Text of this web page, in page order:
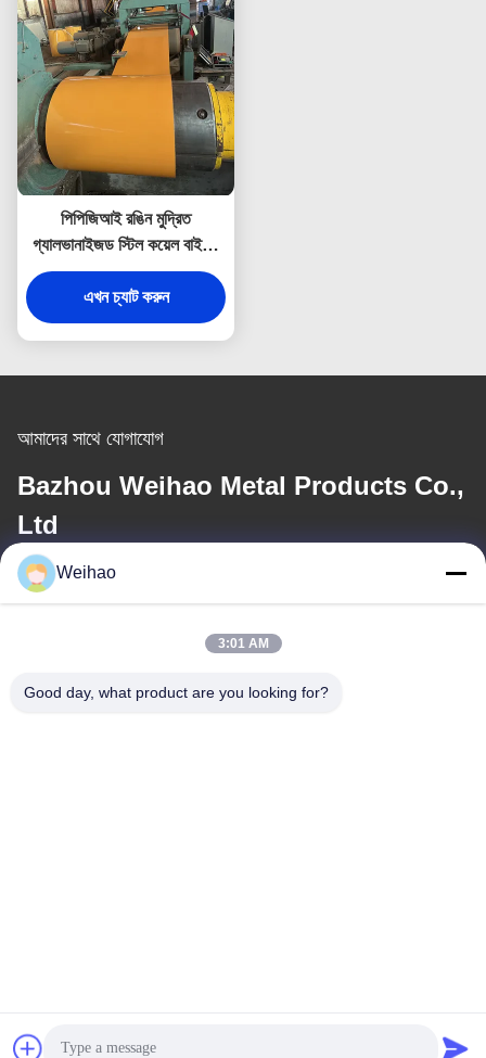
পিপিজিআই রঙিন মুদ্রিত
গ্যালভানাইজড স্টিল কয়েল বাইরের
দেয়াল এবং ছাদ প্যানেলের জন্য
এখন চ্যাট করুন
আমাদের সাথে যোগাযোগ
Bazhou Weihao Metal Products Co.,
Ltd
ই-মেইল
Weihao
3:01 AM
Good day, what product are you looking for?